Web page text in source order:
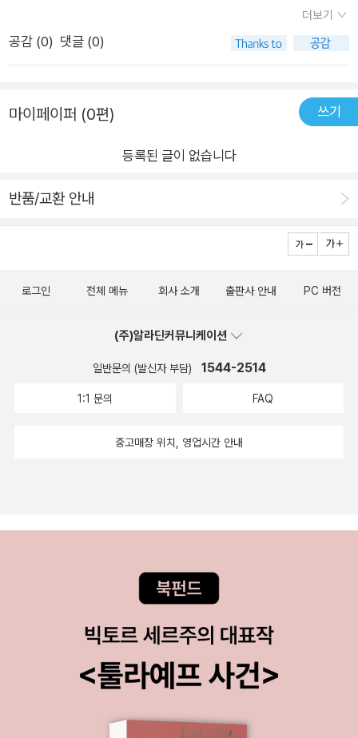
럽지 않나요~이 책에서는 주인공의 표정변화도 꼭 눈여겨 봐주
세요. 특히 눈이요^^ 틀림없이 '어쩜~어쩜~' 하실거에요직접 개
확인해보셨으면 좋겠어요.'아 좋다~' 하며 책을 덮으려는데,작가
의 말이 있어 읽어보고는 고개가 끄덕여졌어요.'털이 밀려 버린
이불개처럼삶에 찾아오는 갑작스러운 한파에 누군가 빌려주는
지지 않고 이곳에서 저곳으로, 우리가 사는 이 땅에서 지구 어딘
다.'내가 느낀 그 따뜻함은 작가님의 믿음이 전해진거구나 싶었어
곳에서 마음 시린 일들이 연일 일어나고 있는 이 때,이 책 읽으며
에 뽑혀 책을 제공받았구요, 재밌게 읽고 소감을 씁니다]
책을 만들었다는 작가의 말이 있네요주는 마음이라니언제부턴가
내가 살짝 손해보는게 마음이 더 편하게 느껴지면서 주는 마음이
있어 주는 마음은 아이들 한정 인거 같아요온기 한자락 나눠주는
마음이 너무 이쁩니다.생각해보면 온기 한자락이 돌고 돌아 세상
유쾌한 강아지의 모습으로 쉽게 알려주는 그림책입니다.이런이
불개에게 시련이 다가옵니다.내이불 좋다덮으면 따뜻하지코만
넣어도 포근하지친구들에게 따스한 온기를 전해주고 있는 이불
개에게 이런 시련이라니요기온이 뚝 떨어져 아침마다 이불속을
벗어나기란 힘든 요즘입니다.따스한 품 한자락 아낌없이 나누어
더보기
공감 (0) 댓글 (0)
마이페이퍼 (0편) 쓰기
등록된 글이 없습니다
반품/교환 안내
로그인 전체 메뉴 회사 소개 출판사 안내 PC 버전
(주)알라딘커뮤니케이션
일반문의 (발신자 부담) 1544-2514
1:1 문의 FAQ
중고매장 위치, 영업시간 안내